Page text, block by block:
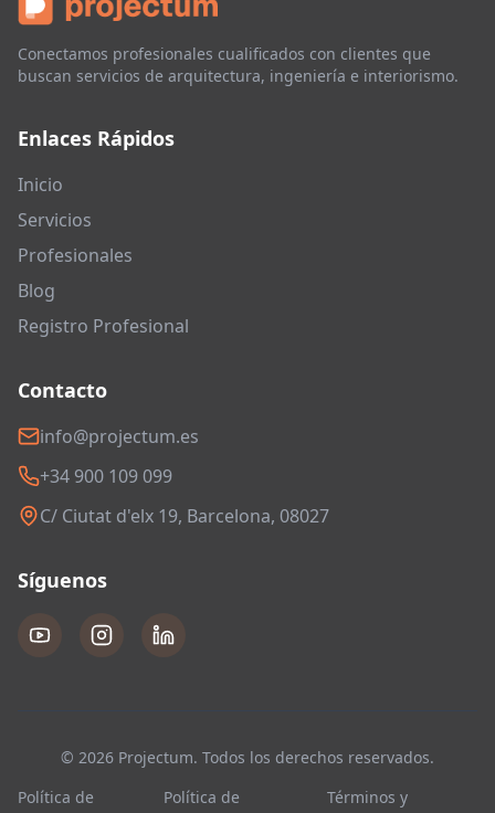
Conectamos profesionales cualificados con clientes que
buscan servicios de arquitectura, ingeniería e interiorismo.
Enlaces Rápidos
Inicio
Servicios
Profesionales
Blog
Registro Profesional
Contacto
info@projectum.es
+34 900 109 099
C/ Ciutat d'elx 19, Barcelona, 08027
Síguenos
© 2026 Projectum. Todos los derechos reservados.
Política de
Política de
Términos y